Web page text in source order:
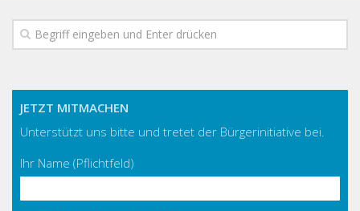
JETZT MITMACHEN
Unterstützt uns bitte und tretet der Bürgerinitiative bei.
Ihr Name (Pflichtfeld)